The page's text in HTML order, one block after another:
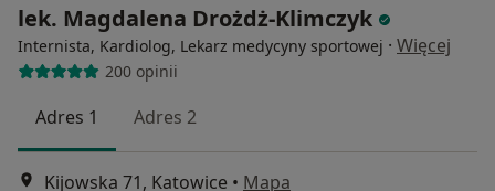
lek. Magdalena Drożdż-Klimczyk
Internista, Kardiolog, Lekarz medycyny sportowej · Więcej
200 opinii
Adres 1 Adres 2
Kijowska 71, Katowice • Mapa